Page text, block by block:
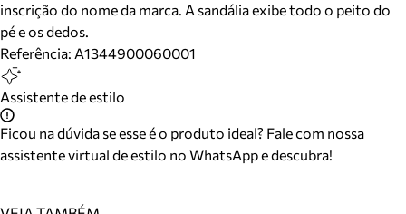
inscrição do nome da marca. A sandália exibe todo o peito do
pé e os dedos.
Referência: A1344900060001
Assistente de estilo
Ficou na dúvida se esse é o produto ideal? Fale com nossa
assistente virtual de estilo no WhatsApp e descubra!